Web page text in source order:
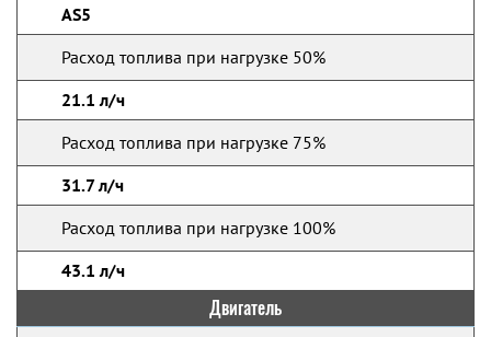
AS5
Расход топлива при нагрузке 50%
21.1 л/ч
Расход топлива при нагрузке 75%
31.7 л/ч
Расход топлива при нагрузке 100%
43.1 л/ч
Двигатель